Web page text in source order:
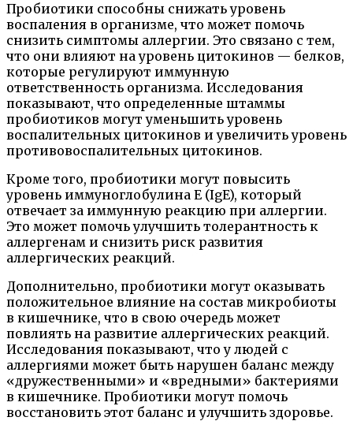
Пробиотики способны снижать уровень
воспаления в организме, что может помочь
снизить симптомы аллергии. Это связано с тем,
что они влияют на уровень цитокинов — белков,
которые регулируют иммунную
ответственность организма. Исследования
показывают, что определенные штаммы
пробиотиков могут уменьшить уровень
воспалительных цитокинов и увеличить уровень
противовоспалительных цитокинов.
Кроме того, пробиотики могут повысить
уровень иммуноглобулина E (IgE), который
отвечает за иммунную реакцию при аллергии.
Это может помочь улучшить толерантность к
аллергенам и снизить риск развития
аллергических реакций.
Дополнительно, пробиотики могут оказывать
положительное влияние на состав микробиоты
в кишечнике, что в свою очередь может
повлиять на развитие аллергических реакций.
Исследования показывают, что у людей с
аллергиями может быть нарушен баланс между
«дружественными» и «вредными» бактериями
в кишечнике. Пробиотики могут помочь
восстановить этот баланс и улучшить здоровье.